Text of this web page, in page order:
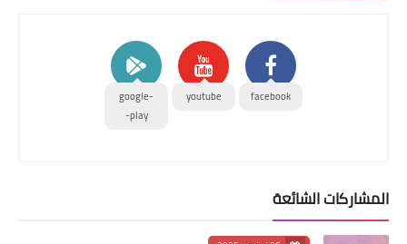
facebook
youtube
google-
play-
المشاركات الشائعة